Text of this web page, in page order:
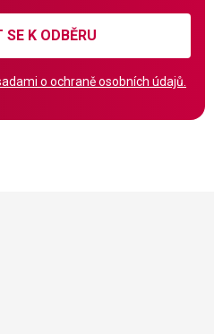
SE K ODBĚRU
o ochraně osobních údajů.